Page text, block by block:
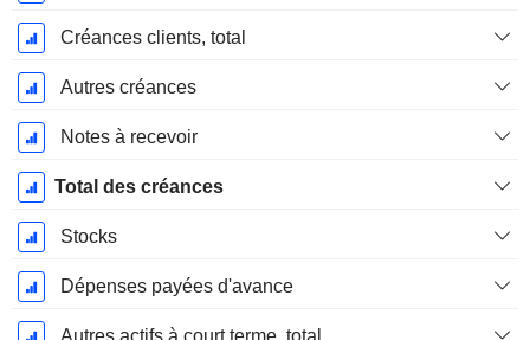
Créances clients, total
Autres créances
Notes à recevoir
Total des créances
Stocks
Dépenses payées d'avance